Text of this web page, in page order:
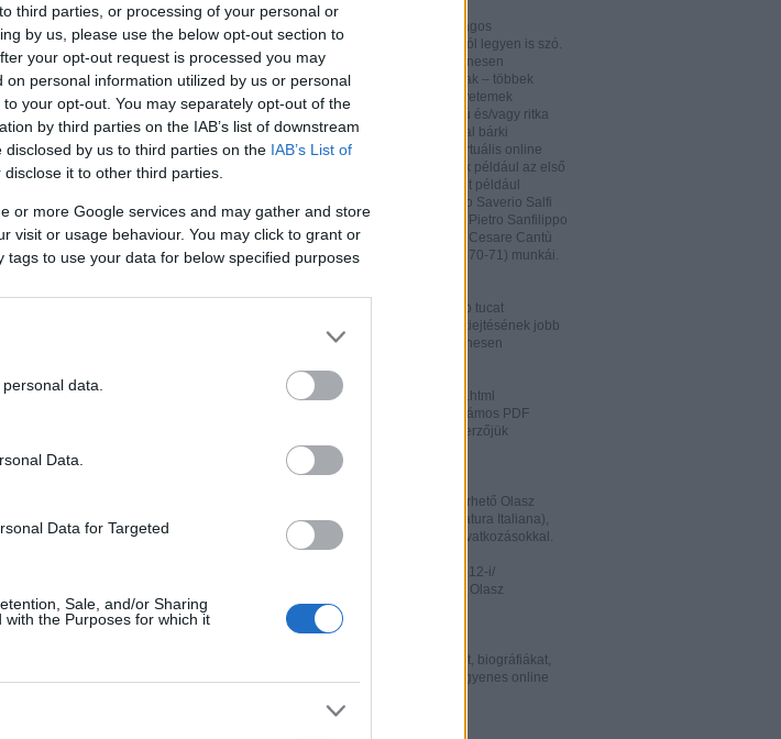
third parties, or processing of your personal or
by us, please use the below opt-out section to
your opt-out request is processed you may
personal information utilized by us or personal
your opt-out. You may separately opt-out of the
by third parties on the IAB’s list of downstream
by us to third parties on the IAB’s List of
it to other third parties.
or more Google services and may gather and store
visit or usage behaviour. You may click to grant or
to use your data for below specified purposes
data.
Data.
Data for Targeted
Sale, and/or Sharing
the Purposes for which it
http://books.google.it/
A könyveknek és folyóiratoknak valóságos
kincseskamrája ez, bármelyik századról legyen is szó.
Ezen az oldalon olvashatóak és ingyenesen
letölthetőek minden nemzetiségű írónak – többek
között olaszoknak is – az amerikai egyetemek
könyvtáraiban digitalizált, első kiadású és/vagy ritka
könyvei. Egy Google vagy Gmail fiókkal bárki
létrehozhatja és megőrizheti a saját virtuális online
könyvtárát. A honlapon megtalálhatóak például az első
olasz irodalomtörténeti munkák is, mint például
Girolamo Tiraboschi (1825), Francesco Saverio Salfi
(1834), Giuseppe Maffei (1852-1853), Pietro Sanfilippo
(1859), Paolo Emiliani-Giudici (1863), Cesare Cantù
(1865) vagy Francesco De Sanctis (1870-71) munkái.
2.495 e-könyv, 6.320 zenei darab, több tucat
hangoskönyv segíthet az olasz nyelv kiejtésének jobb
elsajátításában. Valamennyi file ingyenesen
http://www.letteraturaitaliana.net/index.html
Az előzőhöz nagyon hasonló oldal, számos PDF
formátumú olasz irodalmi művel és szerzőjük
életrajzával gazdagítva.
Antonio Piromalli ingyenesen hozzáférhető Olasz
irodalomtörténet-e (Storia della Letteratura Italiana),
digitális keresőprogrammal és hiperhivatkozásokkal.
http://www3.unibo.it/boll900/numeri/2012-i/
«Bollettino '900». A Bolognai Egyetem Olasz
Tanszékének online folyóirata.
Régi és kortárs olasz irodalmi műveket, biográfiákat,
szerzőket és recenziókat bemutató, ingyenes online